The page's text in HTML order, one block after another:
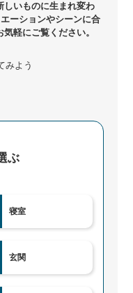
しいものに生まれ変わ
ーションやシーンに合
軽にご覧ください。
みよう
ぶ
寝室
玄関